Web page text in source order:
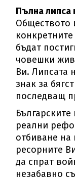
Пълна липса
Обществото
бъдат
човешки
Ви. Липсата
знак за
последващ
реални
отбиване на
ресорните
да спрат
незабавно